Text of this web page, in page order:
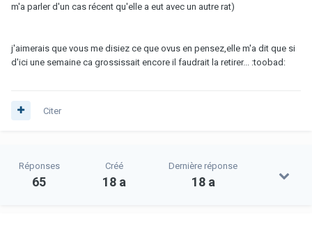
m'a parler d'un cas récent qu'elle a eut avec un autre rat)
j'aimerais que vous me disiez ce que ovus en pensez,elle m'a dit que si
d'ici une semaine ca grossissait encore il faudrait la retirer... :toobad:
Citer
Réponses
65
Créé
18 a
Dernière réponse
18 a